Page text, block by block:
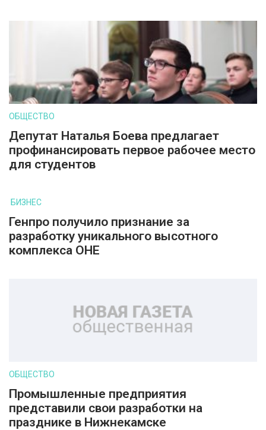
ОБЩЕСТВО
Депутат Наталья Боева предлагает
профинансировать первое рабочее место
для студентов
БИЗНЕС
Генпро получило признание за
разработку уникального высотного
комплекса ОНЕ
ОБЩЕСТВО
Промышленные предприятия
представили свои разработки на
празднике в Нижнекамске